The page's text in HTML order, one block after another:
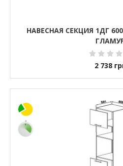
НАВЕСНАЯ СЕКЦИЯ 1ДГ 600
2 738